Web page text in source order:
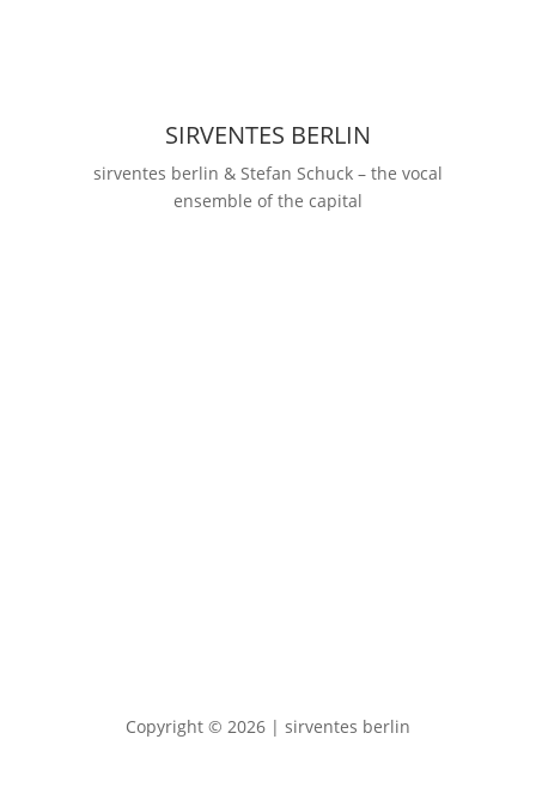
SIRVENTES BERLIN
sirventes berlin & Stefan Schuck – the vocal
ensemble of the capital
Copyright © 2026 | sirventes berlin